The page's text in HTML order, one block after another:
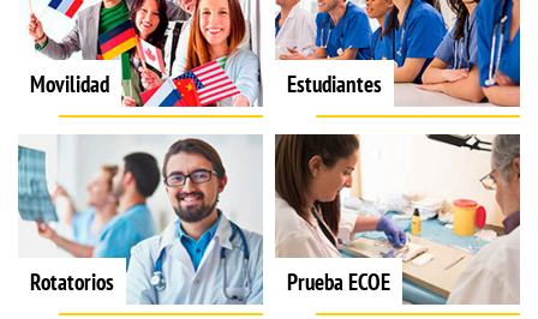
Movilidad Estudiantes
Rotatorios Prueba ECOE